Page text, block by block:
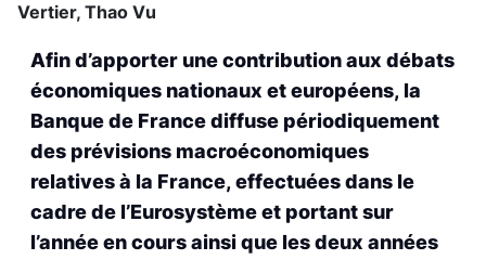
Vertier, Thao Vu
Afin d’apporter une contribution aux débats
économiques nationaux et européens, la
Banque de France diffuse périodiquement
des prévisions macroéconomiques
relatives à la France, effectuées dans le
cadre de l’Eurosystème et portant sur
l’année en cours ainsi que les deux années